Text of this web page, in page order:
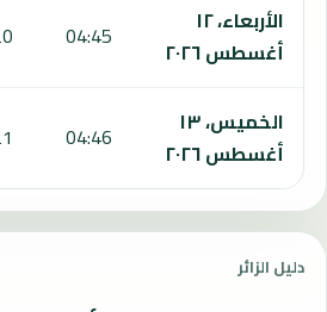
الأربعاء، ١٢
أغسطس ٢٠٢٦
04:45
الخميس، ١٣
أغسطس ٢٠٢٦
04:46
دليل الزائر